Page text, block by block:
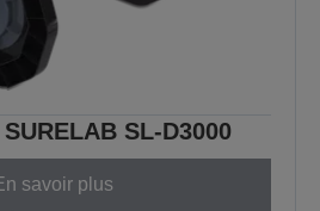
SL-D3000
savoir plus